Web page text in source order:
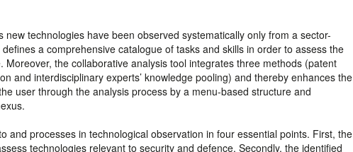
technologies have been observed systematically only from a sector-
a comprehensive catalogue of tasks and skills in order to assess the
the collaborative analysis tool integrates three methods (patent
and interdisciplinary experts’ knowledge pooling) and thereby enhances the
user through the analysis process by a menu-based structure and
and processes in technological observation in four essential points. First, the
technologies relevant to security and defence. Secondly, the identified